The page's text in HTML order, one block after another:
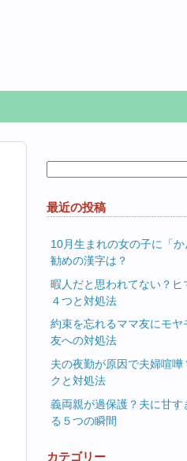
最近の投稿
10月生まれの女の子に「
勧めの漢字は？
暇人だと思われてない？
４つと対処法
約束を忘れるママ友にモ
友への対処法
夫の夜勤が原因で夫婦喧
クと対処法
義両親が過保護？夫に甘
る５つの瞬間
カテゴリー